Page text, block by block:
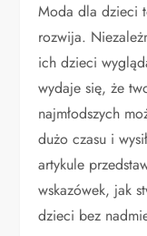
Moda dla dzieci
rozwija.
ich dzieci
wydaje się, że
najmłodszych
dużo czasu i
artykule
wskazówek, jak
dzieci bez